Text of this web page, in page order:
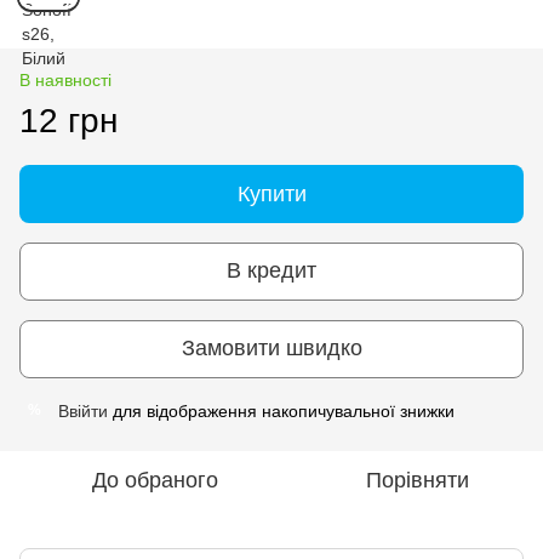
В наявності
12 грн
Купити
В кредит
Замовити швидко
Ввійти для відображення накопичувальної знижки
До обраного Порівняти